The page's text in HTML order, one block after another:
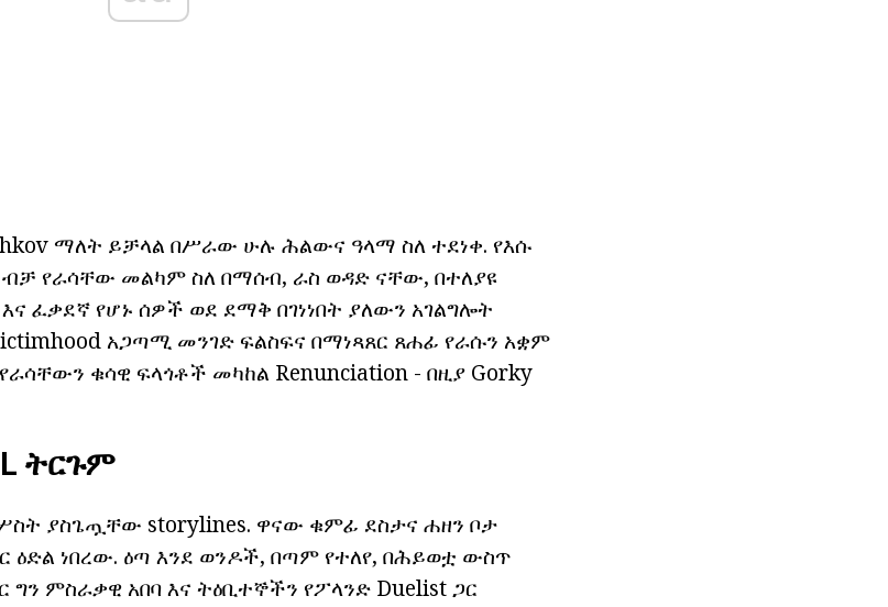
ማለት ይቻላል በሥራው ሁሉ ሕልውና ዓላማ ስለ ተደነቀ. የእሱ
የራሳቸው መልካም ስለ በማሰብ, ራስ ወዳድ ናቸው, በተለያዩ
ፈቃደኛ የሆኑ ሰዎች ወደ ደማቅ በገነነበት ያለውን አገልግሎት
አጋጣሚ መንገድ ፍልስፍና በማነጻጸር ጸሐፊ የራሱን አቋም
ቁሳዊ ፍላጎቶች መካከል Renunciation - በዚያ Gorky
ትርጉም
ያስጌጧቸው storylines. ዋናው ቁምፊ ደስታና ሐዘን ቦታ
ዕድል ነበረው. ዕጣ እንደ ወንዶች, በጣም የተለየ, በሕይወቷ ውስጥ
ግን ምስራቃዊ አበባ እና ትዕቢተኞችን የፖላንድ Duelist ጋር